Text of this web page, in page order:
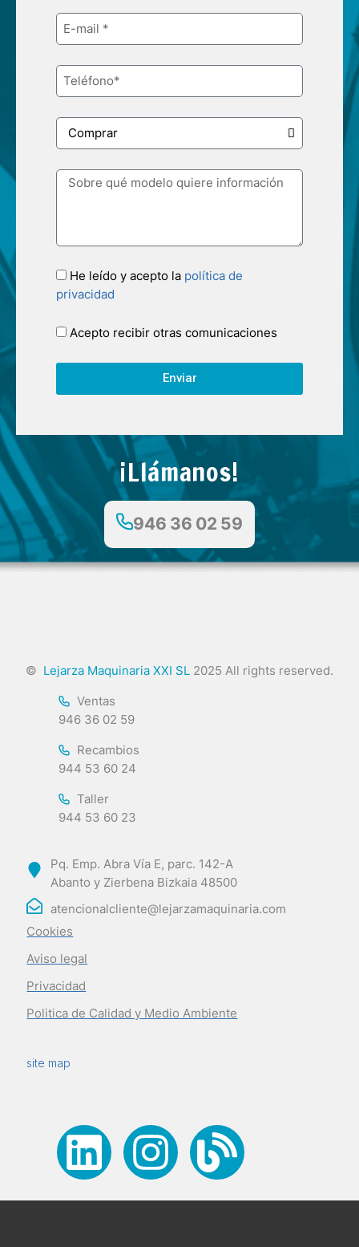
He leído y acepto la política de
privacidad
Acepto recibir otras comunicaciones
Enviar
¡Llámanos!
946 36 02 59
© Lejarza Maquinaria XXI SL 2025 All rights reserved.
Ventas
946 36 02 59
Recambios
944 53 60 24
Taller
944 53 60 23
Pq. Emp. Abra Vía E, parc. 142-A
Abanto y Zierbena Bizkaia 48500
atencionalcliente@lejarzamaquinaria.com
Cookies
Aviso legal
Privacidad
Politica de Calidad y Medio Ambiente
site map